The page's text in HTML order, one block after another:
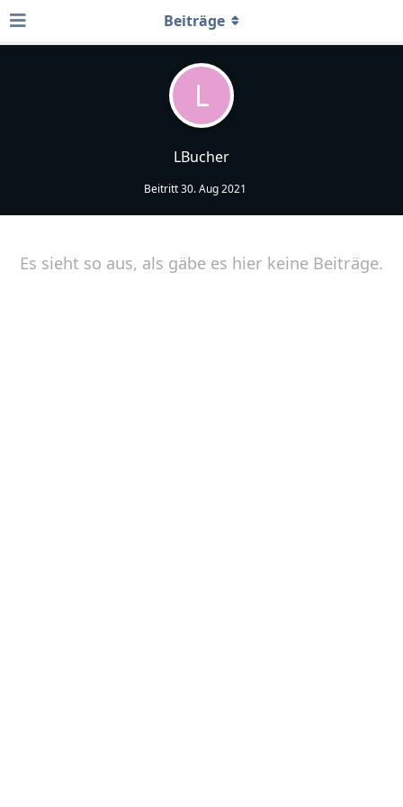
L
LBucher
Beitritt30. Aug 2021
Beiträge
Es sieht so aus, als gäbe es hier keine Beiträge.